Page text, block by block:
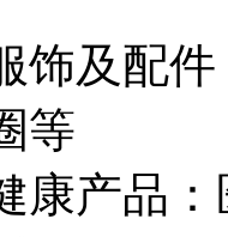
饰及配
等
康产品